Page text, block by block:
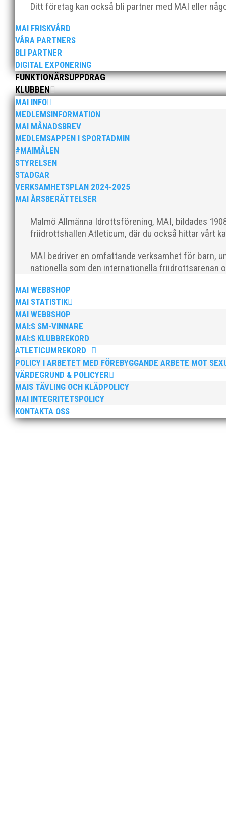
Ditt företag kan också bli partner med MAI eller
MAI FRISKVÅRD
VÅRA PARTNERS
BLI PARTNER
DIGITAL EXPONERING
FUNKTIONÄRSUPPDRAG
KLUBBEN
MAI INFO
MEDLEMSINFORMATION
MAI MÅNADSBREV
MEDLEMSAPPEN I SPORTADMIN
#MAIMÅLEN
STYRELSEN
STADGAR
VERKSAMHETSPLAN 2024-2025
MAI ÅRSBERÄTTELSER
Malmö Allmänna Idrottsförening, MAI, bildades
friidrottshallen Atleticum, där du också hittar vårt
MAI bedriver en omfattande verksamhet för barn,
nationella som den internationella friidrottsarenan
MAI WEBBSHOP
MAI STATISTIK
MAI WEBBSHOP
MAI:S SM-VINNARE
MAI:S KLUBBREKORD
ATLETICUMREKORD
POLICY I ARBETET MED FÖREBYGGANDE ARBETE MOT
VÄRDEGRUND & POLICYER
MAIS TÄVLING OCH KLÄDPOLICY
MAI INTEGRITETSPOLICY
KONTAKTA OSS
När Friidrottssverige samlades för fest gick en av
och bland annat fanns ordförande Fredrik Wennolf
Som traditionen bjuder så var vi ett helt gäng löpare
runt Pildammsparken (2,7 km respektive 5,4
Allmänna Idrottsförening – MAI – söker en
För mig har Lasse betytt oerhört mycket på flera
med en mängd olika projekt. Med sin parhäst och